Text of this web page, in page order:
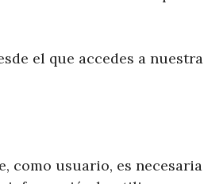
el que accedes a nuestra
como usuario, es necesaria